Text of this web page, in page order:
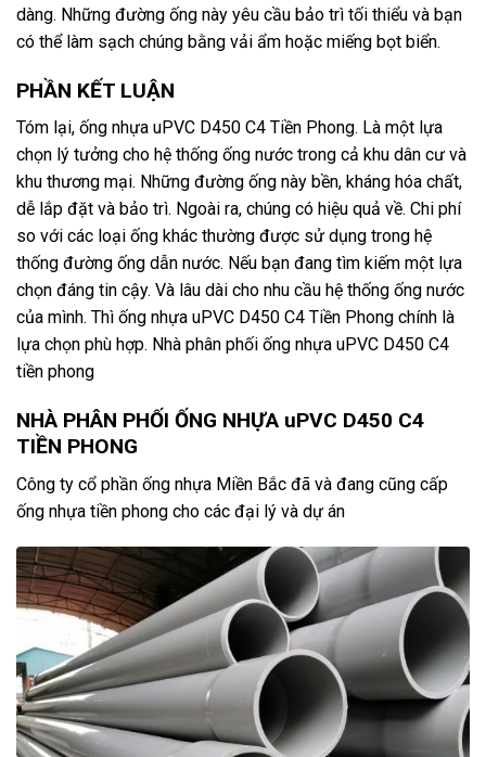
dàng. Những đường ống này yêu cầu bảo trì tối thiểu và bạn
có thể làm sạch chúng bằng vải ẩm hoặc miếng bọt biển.
PHẦN KẾT LUẬN
Tóm lại, ống nhựa uPVC D450 C4 Tiền Phong. Là một lựa
chọn lý tưởng cho hệ thống ống nước trong cả khu dân cư và
khu thương mại. Những đường ống này bền, kháng hóa chất,
dễ lắp đặt và bảo trì. Ngoài ra, chúng có hiệu quả về. Chi phí
so với các loại ống khác thường được sử dụng trong hệ
thống đường ống dẫn nước. Nếu bạn đang tìm kiếm một lựa
chọn đáng tin cậy. Và lâu dài cho nhu cầu hệ thống ống nước
của mình. Thì ống nhựa uPVC D450 C4 Tiền Phong chính là
lựa chọn phù hợp. Nhà phân phối ống nhựa uPVC D450 C4
tiền phong
NHÀ PHÂN PHỐI ỐNG NHỰA uPVC D450 C4
TIỀN PHONG
Công ty cổ phần ống nhựa Miền Bắc đã và đang cũng cấp
ống nhựa tiền phong cho các đại lý và dự án